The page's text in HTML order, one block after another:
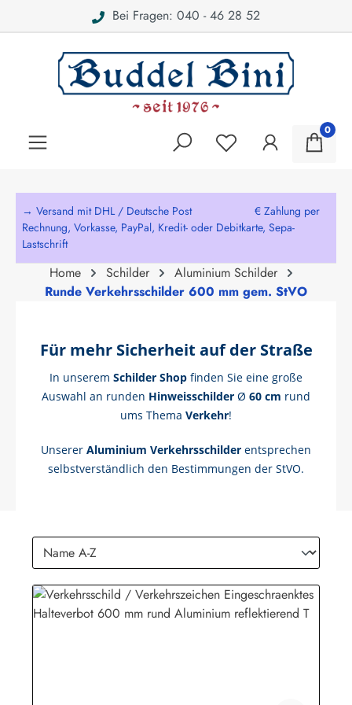
Bei Fragen: 040 - 46 28 52
0
→ Versand mit DHL / Deutsche Post € Zahlung per
Rechnung, Vorkasse, PayPal, Kredit- oder Debitkarte, Sepa-
Lastschrift
Home Schilder
Aluminium Schilder
Runde Verkehrsschilder 600 mm gem. StVO
Für mehr Sicherheit auf der Straße
In unserem Schilder Shop finden Sie eine große
Auswahl an runden Hinweisschilder Ø 60 cm rund
ums Thema Verkehr!
Unserer Aluminium Verkehrsschilder entsprechen
selbstverständlich den Bestimmungen der StVO.